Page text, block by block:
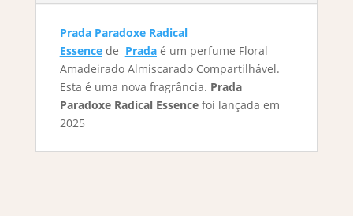
Prada Paradoxe Radical
Essence de Prada é um perfume Floral
Amadeirado Almiscarado Compartilhável.
Esta é uma nova fragrância. Prada
Paradoxe Radical Essence foi lançada em
2025